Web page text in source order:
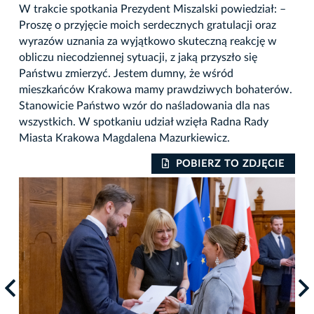
W trakcie spotkania Prezydent Miszalski powiedział: –
Proszę o przyjęcie moich serdecznych gratulacji oraz
wyrazów uznania za wyjątkowo skuteczną reakcję w
obliczu niecodziennej sytuacji, z jaką przyszło się
Państwu zmierzyć. Jestem dumny, że wśród
mieszkańców Krakowa mamy prawdziwych bohaterów.
Stanowicie Państwo wzór do naśladowania dla nas
wszystkich. W spotkaniu udział wzięła Radna Rady
Miasta Krakowa Magdalena Mazurkiewicz.
POBIERZ TO ZDJĘCIE